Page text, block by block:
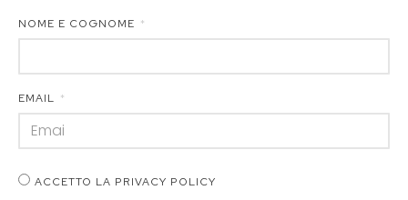
NOME E COGNOME
EMAIL
ACCETTO LA PRIVACY POLICY